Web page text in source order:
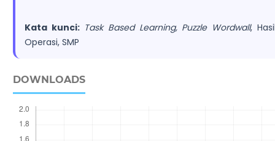
Kata kunci: Task Based Learning, Puzzle Wordwall,
Operasi, SMP
DOWNLOADS